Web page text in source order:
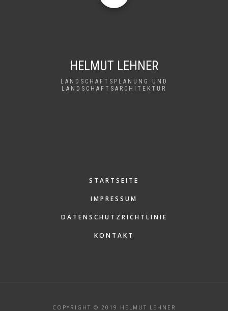
HELMUT LEHNER
LANDSCHAFTSPLANUNG UND
LANDSCHAFTSARCHITEKTUR
FUSSZEILE M
STARTSEITE
IMPRESSUM
DATENSCHUTZRICHTLINIE
KONTAKT
COPYRIGHT © 2019 HELMUT LEHNER